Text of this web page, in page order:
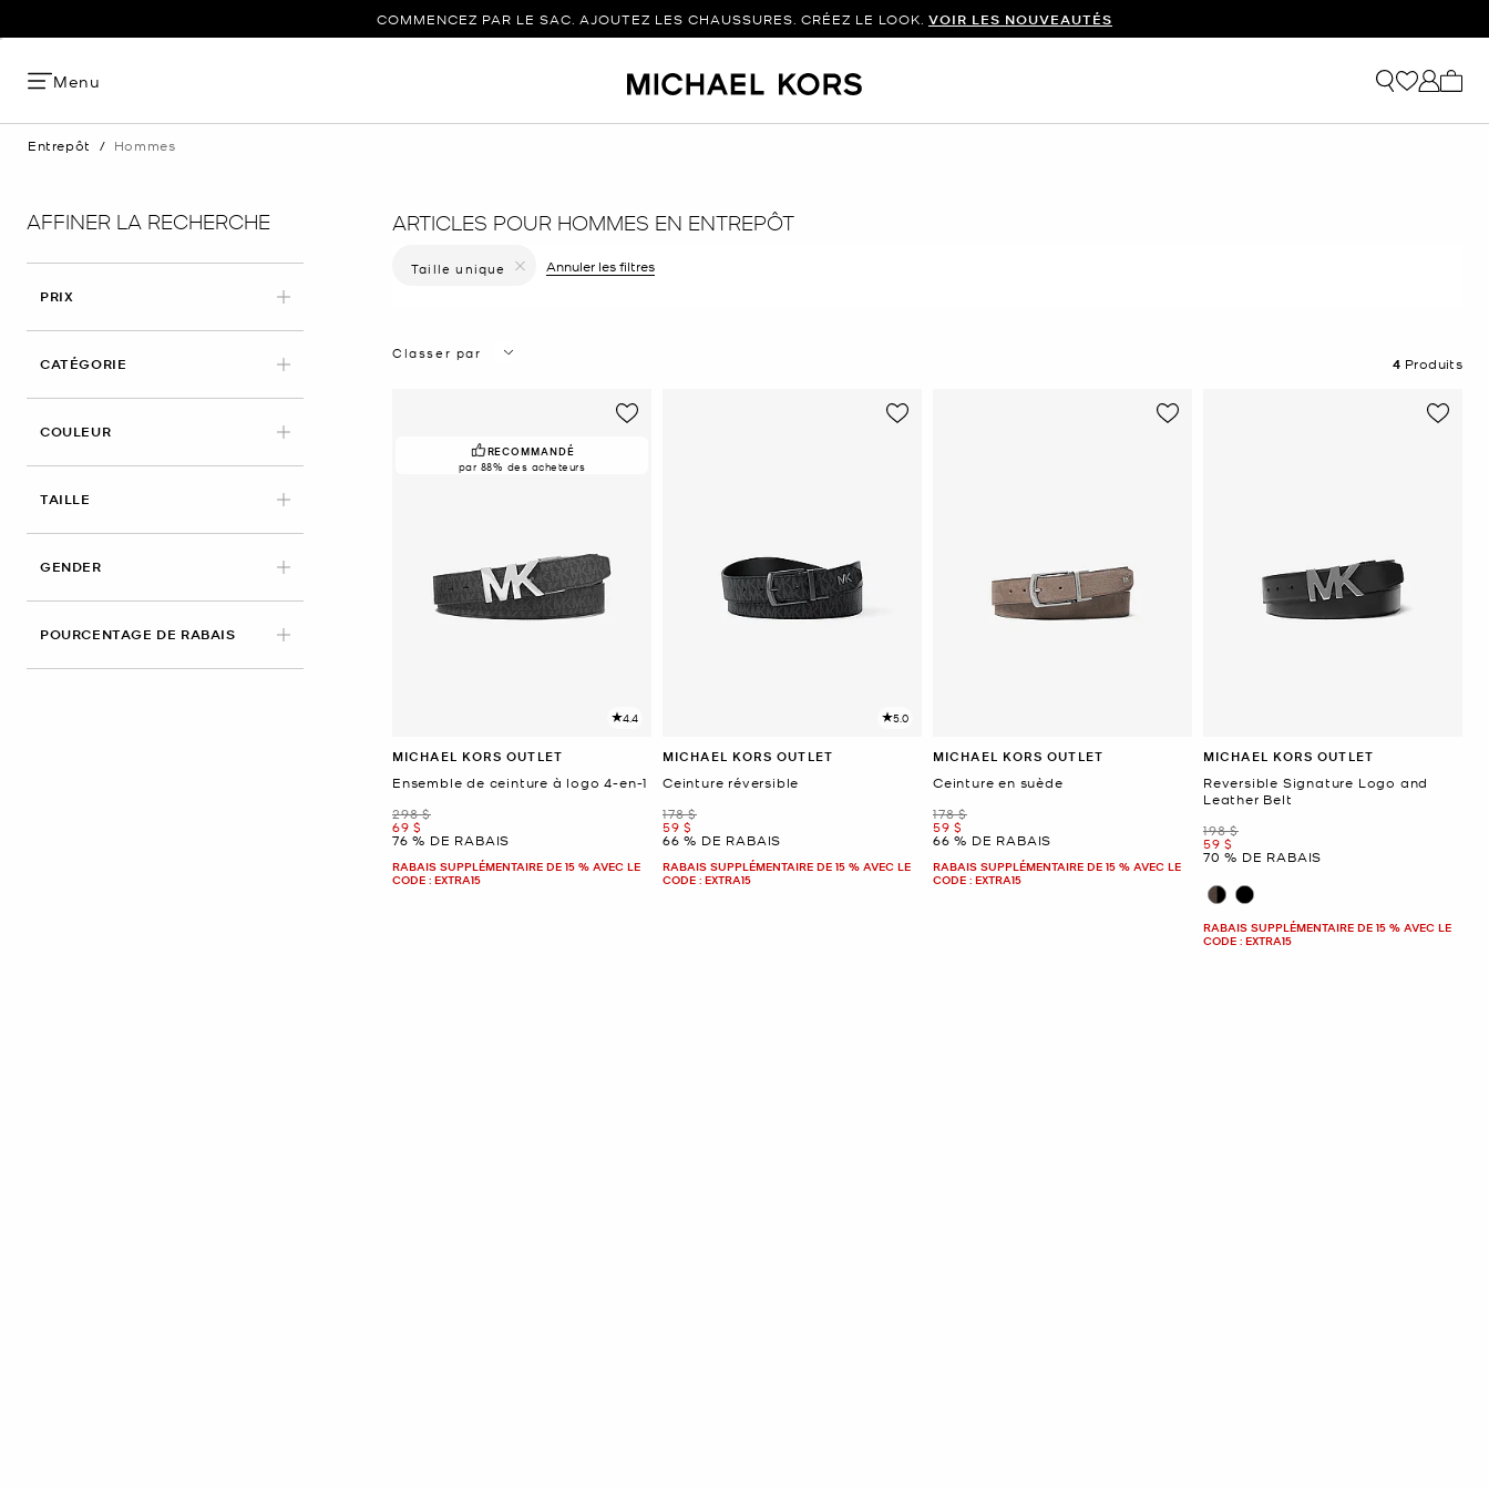
COMMENCEZ PAR LE SAC. AJOUTEZ LES CHAUSSURES. CRÉEZ LE LOOK. VOIR LES NOUVEAUTÉS
Menu
Entrepôt / Hommes
AFFINER LA RECHERCHE
PRIX
CATÉGORIE
COULEUR
TAILLE
GENDER
POURCENTAGE DE RABAIS
ARTICLES POUR HOMMES EN ENTREPÔT
Taille unique
Annuler les filtres
Classer par
4 Produits
RECOMMANDÉ
par 88% des acheteurs
4.4
MICHAEL KORS OUTLET
Ensemble de ceinture à logo 4-en-1
était
298 $
maintenant
69 $
76 % DE RABAIS
RABAIS SUPPLÉMENTAIRE DE 15 % AVEC LE
CODE : EXTRA15
5.0
MICHAEL KORS OUTLET
Ceinture réversible
était
178 $
maintenant
59 $
66 % DE RABAIS
RABAIS SUPPLÉMENTAIRE DE 15 % AVEC LE
CODE : EXTRA15
MICHAEL KORS OUTLET
Ceinture en suède
était
178 $
maintenant
59 $
66 % DE RABAIS
RABAIS SUPPLÉMENTAIRE DE 15 % AVEC LE
CODE : EXTRA15
MICHAEL KORS OUTLET
Reversible Signature Logo and
Leather Belt
était
198 $
maintenant
59 $
70 % DE RABAIS
RABAIS SUPPLÉMENTAIRE DE 15 % AVEC LE
CODE : EXTRA15